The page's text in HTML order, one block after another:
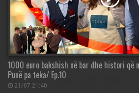
1000 euro bakshish në bar dhe histori që
Punë pa teka/ Ep.10
21/07 21:40